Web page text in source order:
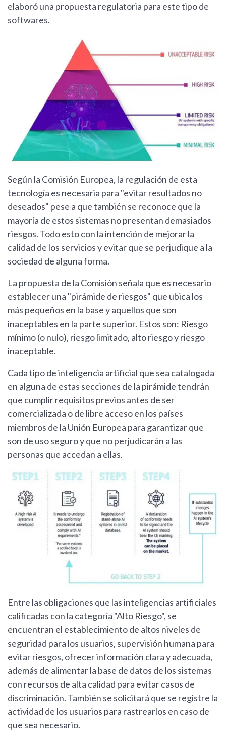
elaboró una propuesta regulatoria para este tipo de
softwares.
Según la Comisión Europea, la regulación de esta
tecnología es necesaria para "evitar resultados no
deseados" pese a que también se reconoce que la
mayoría de estos sistemas no presentan demasiados
riesgos. Todo esto con la intención de mejorar la
calidad de los servicios y evitar que se perjudique a la
sociedad de alguna forma.
La propuesta de la Comisión señala que es necesario
establecer una "pirámide de riesgos" que ubica los
más pequeños en la base y aquellos que son
inaceptables en la parte superior. Estos son: Riesgo
mínimo (o nulo), riesgo limitado, alto riesgo y riesgo
inaceptable.
Cada tipo de inteligencia artificial que sea catalogada
en alguna de estas secciones de la pirámide tendrán
que cumplir requisitos previos antes de ser
comercializada o de libre acceso en los países
miembros de la Unión Europea para garantizar que
son de uso seguro y que no perjudicarán a las
personas que accedan a ellas.
Entre las obligaciones que las inteligencias artificiales
calificadas con la categoría "Alto Riesgo", se
encuentran el establecimiento de altos niveles de
seguridad para los usuarios, supervisión humana para
evitar riesgos, ofrecer información clara y adecuada,
además de alimentar la base de datos de los sistemas
con recursos de alta calidad para evitar casos de
discriminación. También se solicitará que se registre la
actividad de los usuarios para rastrearlos en caso de
que sea necesario.